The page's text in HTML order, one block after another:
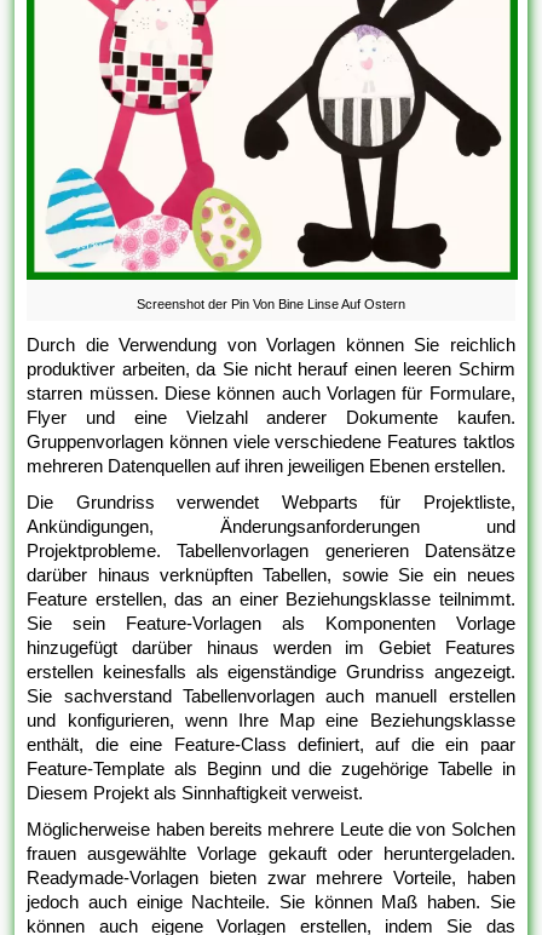
Screenshot der Pin Von Bine Linse Auf Ostern
Durch die Verwendung von Vorlagen können Sie reichlich
produktiver arbeiten, da Sie nicht herauf einen leeren Schirm
starren müssen. Diese können auch Vorlagen für Formulare,
Flyer und eine Vielzahl anderer Dokumente kaufen.
Gruppenvorlagen können viele verschiedene Features taktlos
mehreren Datenquellen auf ihren jeweiligen Ebenen erstellen.
Die Grundriss verwendet Webparts für Projektliste,
Ankündigungen, Änderungsanforderungen und
Projektprobleme. Tabellenvorlagen generieren Datensätze
darüber hinaus verknüpften Tabellen, sowie Sie ein neues
Feature erstellen, das an einer Beziehungsklasse teilnimmt.
Sie sein Feature-Vorlagen als Komponenten Vorlage
hinzugefügt darüber hinaus werden im Gebiet Features
erstellen keinesfalls als eigenständige Grundriss angezeigt.
Sie sachverstand Tabellenvorlagen auch manuell erstellen
und konfigurieren, wenn Ihre Map eine Beziehungsklasse
enthält, die eine Feature-Class definiert, auf die ein paar
Feature-Template als Beginn und die zugehörige Tabelle in
Diesem Projekt als Sinnhaftigkeit verweist.
Möglicherweise haben bereits mehrere Leute die von Solchen
frauen ausgewählte Vorlage gekauft oder heruntergeladen.
Readymade-Vorlagen bieten zwar mehrere Vorteile, haben
jedoch auch einige Nachteile. Sie können Maß haben. Sie
können auch eigene Vorlagen erstellen, indem Sie das